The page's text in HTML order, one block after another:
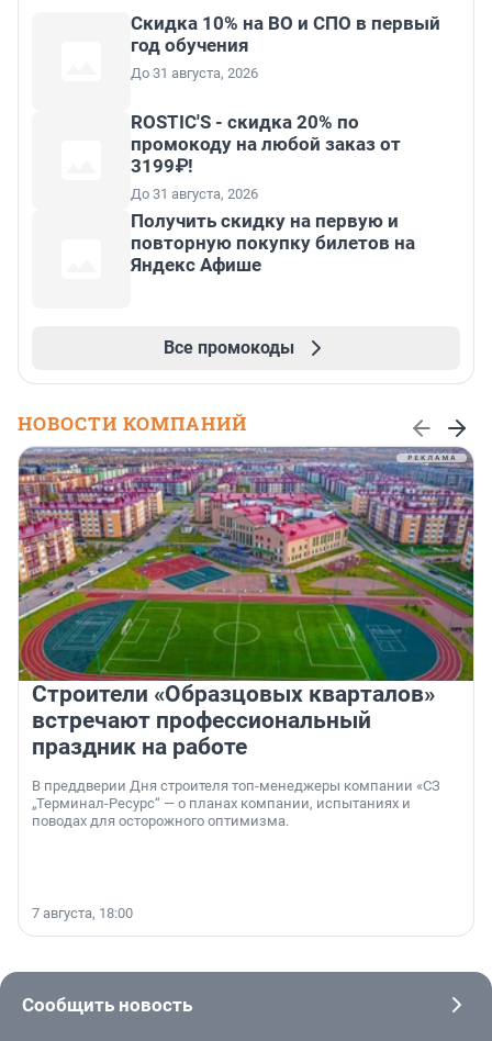
Скидка 10% на ВО и СПО в первый
год обучения
До 31 августа, 2026
ROSTIC'S - скидка 20% по
промокоду на любой заказ от
3199₽!
До 31 августа, 2026
Получить скидку на первую и
повторную покупку билетов на
Яндекс Афише
Все промокоды
НОВОСТИ КОМПАНИЙ
Строители «Образцовых кварталов»
встречают профессиональный
праздник на работе
В преддверии Дня строителя топ-менеджеры компании «СЗ
„Терминал-Ресурс“ — о планах компании, испытаниях и
поводах для осторожного оптимизма.
7 августа, 18:00
Сообщить новость